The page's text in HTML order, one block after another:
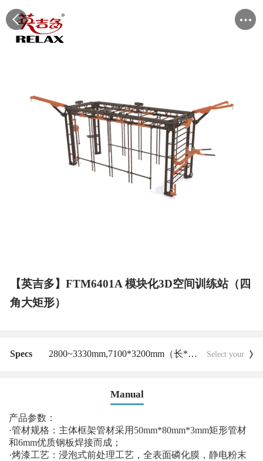
【英吉多】FTM6401A 模块化3D空间训练站（四
角大矩形）
Specs 2800~3330mm,7100*3200mm（长*宽）, 800kg
Select your
Manual
产品参数：
·管材规格：主体框架管材采用50mm*80mm*3mm矩形管材
和6mm优质钢板焊接而成；
·烤漆工艺：浸泡式前处理工艺，全表面磷化膜，静电粉末